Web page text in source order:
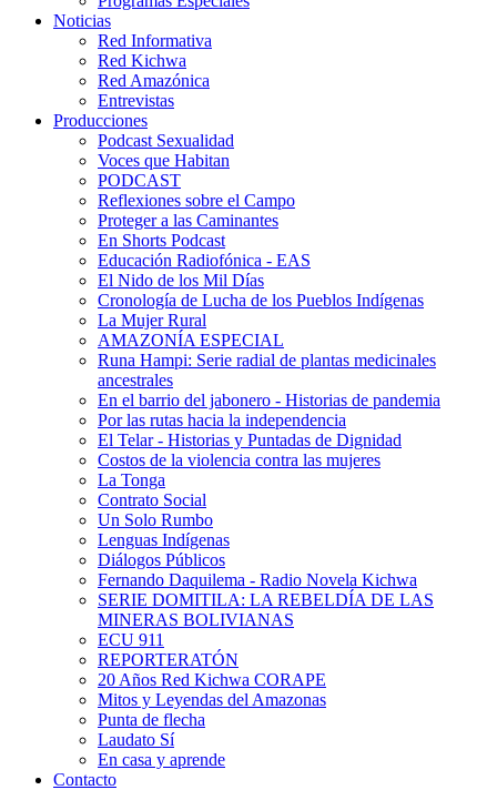
Noticias
Red Informativa
Red Kichwa
Red Amazónica
Entrevistas
Producciones
Podcast Sexualidad
Voces que Habitan
PODCAST
Reflexiones sobre el Campo
Proteger a las Caminantes
En Shorts Podcast
Educación Radiofónica - EAS
El Nido de los Mil Días
Cronología de Lucha de los Pueblos Indígenas
La Mujer Rural
AMAZONÍA ESPECIAL
Runa Hampi: Serie radial de plantas medicinales
ancestrales
En el barrio del jabonero - Historias de pandemia
Por las rutas hacia la independencia
El Telar - Historias y Puntadas de Dignidad
Costos de la violencia contra las mujeres
La Tonga
Contrato Social
Un Solo Rumbo
Lenguas Indígenas
Diálogos Públicos
Fernando Daquilema - Radio Novela Kichwa
SERIE DOMITILA: LA REBELDÍA DE LAS
MINERAS BOLIVIANAS
ECU 911
REPORTERATÓN
20 Años Red Kichwa CORAPE
Mitos y Leyendas del Amazonas
Punta de flecha
Laudato Sí
En casa y aprende
Contacto